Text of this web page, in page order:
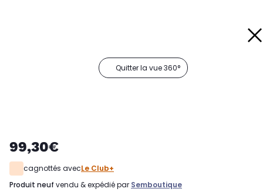
Quitter la vue 360°
99,30€
cagnottés avecLe Club+
produit neuf vendu & expédié par Semboutique